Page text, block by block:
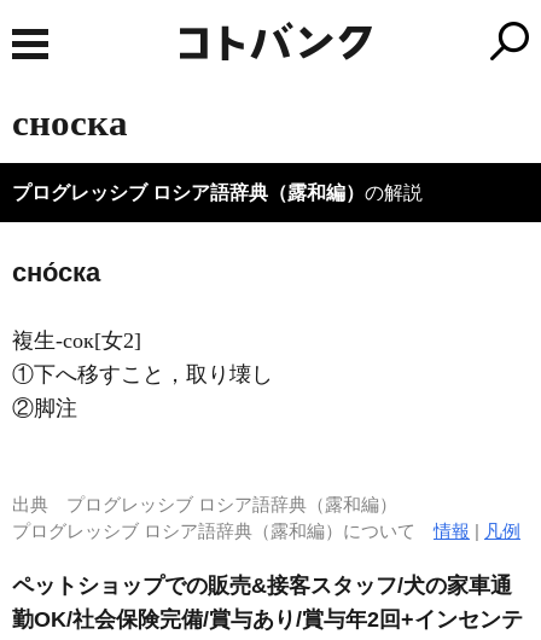
сноска
プログレッシブ ロシア語辞典（露和編） の解説
сно́ска
複生-сок[女2]
①下へ移すこと，取り壊し
②脚注
出典 プログレッシブ ロシア語辞典（露和編）
プログレッシブ ロシア語辞典（露和編）について情報 | 凡例
ペットショップでの販売&接客スタッフ/犬の家車通
勤OK/社会保険完備/賞与あり/賞与年2回+インセンテ